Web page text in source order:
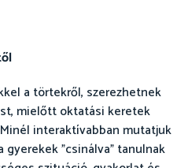
a törtekről, szerezhetnek
mielőtt oktatási keretek
interaktívabban mutatjuk
gyerekek "csinálva" tanulnak